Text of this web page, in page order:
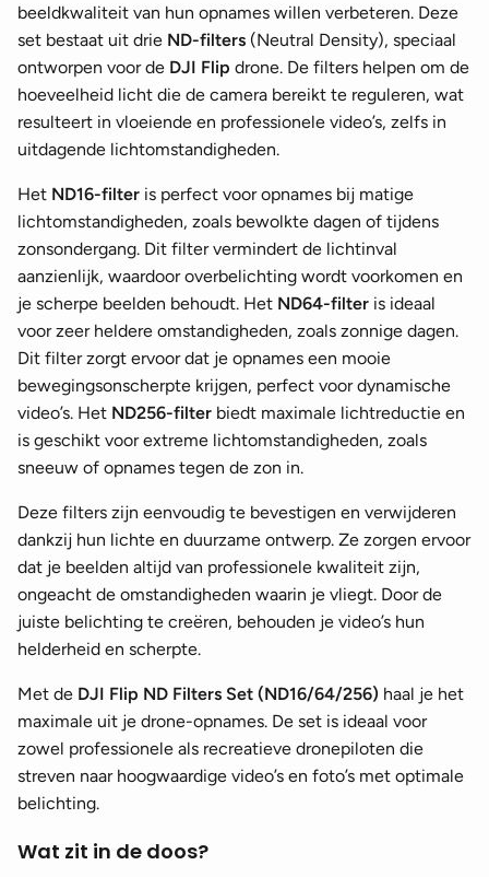
beeldkwaliteit van hun opnames willen verbeteren. Deze
set bestaat uit drie ND-filters (Neutral Density), speciaal
ontworpen voor de DJI Flip drone. De filters helpen om de
hoeveelheid licht die de camera bereikt te reguleren, wat
resulteert in vloeiende en professionele video’s, zelfs in
uitdagende lichtomstandigheden.
Het ND16-filter is perfect voor opnames bij matige
lichtomstandigheden, zoals bewolkte dagen of tijdens
zonsondergang. Dit filter vermindert de lichtinval
aanzienlijk, waardoor overbelichting wordt voorkomen en
je scherpe beelden behoudt. Het ND64-filter is ideaal
voor zeer heldere omstandigheden, zoals zonnige dagen.
Dit filter zorgt ervoor dat je opnames een mooie
bewegingsonscherpte krijgen, perfect voor dynamische
video’s. Het ND256-filter biedt maximale lichtreductie en
is geschikt voor extreme lichtomstandigheden, zoals
sneeuw of opnames tegen de zon in.
Deze filters zijn eenvoudig te bevestigen en verwijderen
dankzij hun lichte en duurzame ontwerp. Ze zorgen ervoor
dat je beelden altijd van professionele kwaliteit zijn,
ongeacht de omstandigheden waarin je vliegt. Door de
juiste belichting te creëren, behouden je video’s hun
helderheid en scherpte.
Met de DJI Flip ND Filters Set (ND16/64/256) haal je het
maximale uit je drone-opnames. De set is ideaal voor
zowel professionele als recreatieve dronepiloten die
streven naar hoogwaardige video’s en foto’s met optimale
belichting.
Wat zit in de doos?